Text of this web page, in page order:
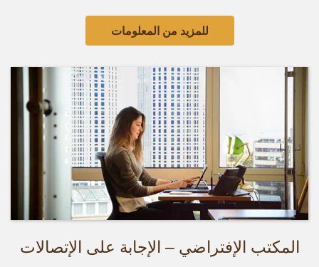
للمزيد من المعلومات
المكتب الإفتراضي – الإجابة على الإتصالات